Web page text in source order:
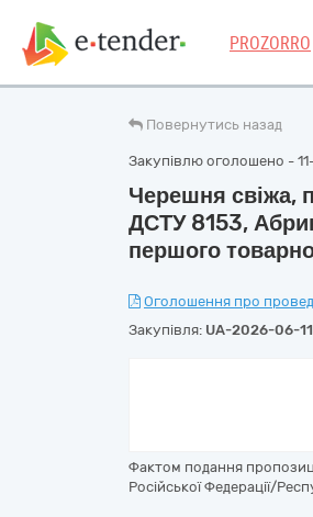
PROZORRO
Повернутись назад
Закупівлю оголошено - 11-
Черешня свіжа,
ДСТУ 8153,
першого
Оголошення про
Закупівля: UA-2026-06-
Фактом подання
Російської Федерації/